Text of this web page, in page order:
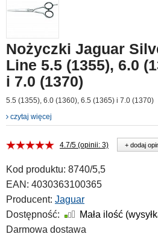
Nożyczki Jaguar
Line 5.5 (1355), 6.0
i 7.0 (1370)
5.5 (1355), 6.0 (1360), 6.5 (1365) i 7.0 (1370)
czytaj więcej
4.7/5 (opinii: 3) + dodaj
Kod produktu: 8740/5,5
EAN: 4030363100365
Producent: Jaguar
Dostępność:
Mała ilość
Darmowa dostawa